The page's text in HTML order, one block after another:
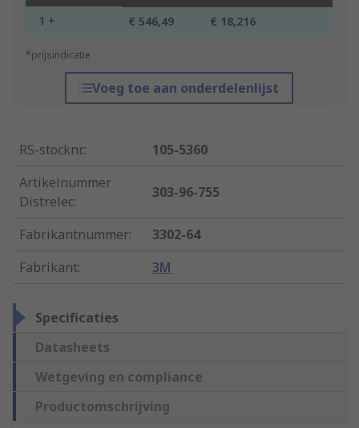
1 + € 546,49 € 18,216
*prijsindicatie
Voeg toe aan onderdelenlijst
RS-stocknr.:
105-5360
Artikelnummer
Distrelec:
303-96-755
Fabrikantnummer:
3302-64
Fabrikant: 3M
Specificaties
Datasheets
Wetgeving en compliance
Productomschrijving